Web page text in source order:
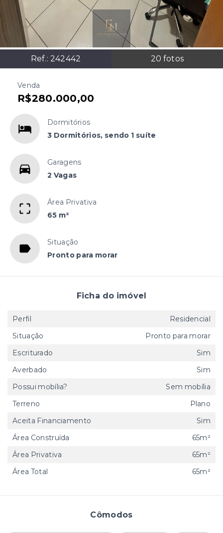
Ref.: 242442 20 fotos
Venda
R$280.000,00
Dormitórios
3 Dormitórios, sendo 1 suíte
Garagens
2 Vagas
Área Privativa
65 m²
Situação
Pronto para morar
Cômodos
Ficha do imóvel
Perfil
Residencial
Situação
Pronto para morar
Escriturado
Sim
Averbado
Sim
Possui mobília?
Sem mobília
Terreno
Plano
Aceita Financiamento
Sim
Área Construída
65m²
Área Privativa
65m²
Área Total
65m²